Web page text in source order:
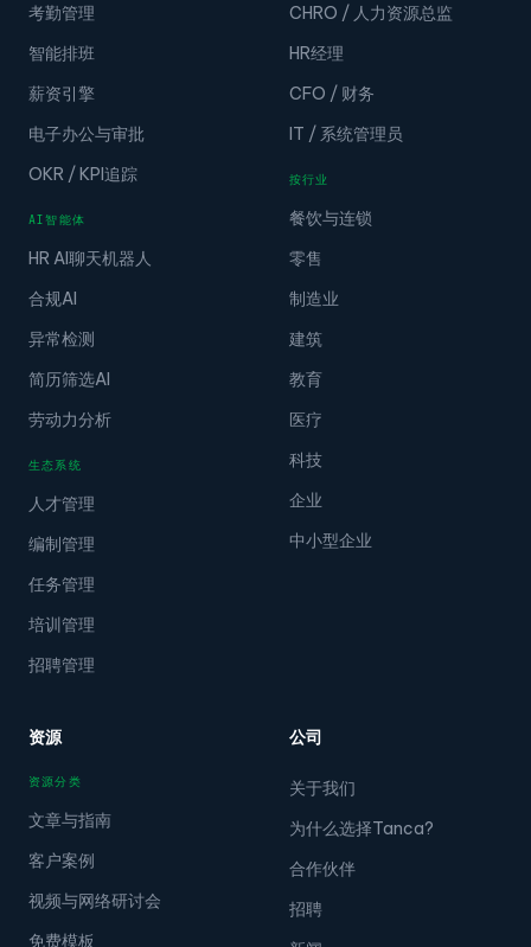
考勤管理
智能排班
薪资引擎
电子办公与审批
OKR / KPI追踪
AI智能体
HR AI聊天机器人
合规AI
异常检测
简历筛选AI
劳动力分析
生态系统
人才管理
编制管理
任务管理
培训管理
招聘管理
CHRO / 人力资源总监
HR经理
CFO / 财务
IT / 系统管理员
按行业
餐饮与连锁
零售
制造业
建筑
教育
医疗
科技
企业
中小型企业
资源
资源分类
文章与指南
客户案例
视频与网络研讨会
免费模板
公司
关于我们
为什么选择Tanca?
合作伙伴
招聘